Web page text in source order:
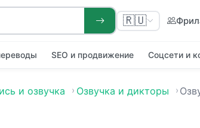
🇷🇺
SEO и продвижение Соцсети и
и озвучка Озвучка и дикторы